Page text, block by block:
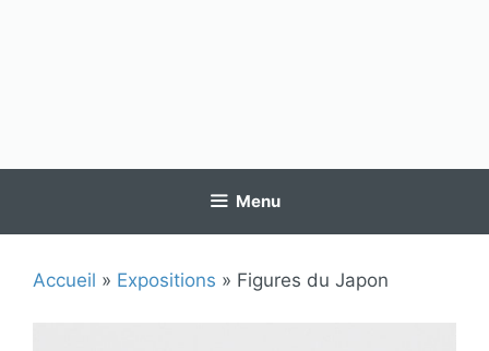
Menu
Accueil » Expositions » Figures du Japon